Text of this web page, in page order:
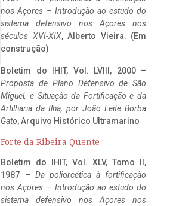
nos Açores – Introdução ao estudo do
sistema defensivo nos Açores nos
séculos XVI-XIX, Alberto Vieira. (Em
construção)
Boletim do IHIT, Vol. LVIII, 2000 –
Proposta de Plano Defensivo de São
Miguel, e Situação da Fortificação e da
Artilharia da Ilha, por João Leite Borba
Gato, Arquivo Histórico Ultramarino
Forte da Ribeira Quente
Boletim do IHIT, Vol. XLV, Tomo II,
1987 – Da poliorcética à fortificação
nos Açores – Introdução ao estudo do
sistema defensivo nos Açores nos